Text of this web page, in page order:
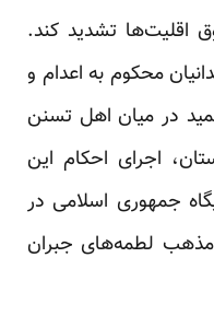
اقلیت‌ها تشدید کند.
محکوم به اعدام و
در میان اهل تسنن
اجرای احکام این
جمهوری اسلامی در
لطمه‌های جبران